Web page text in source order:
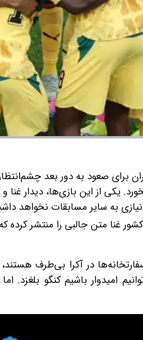
برای صعود به دور بعد
یکی از این بازی‌ها، دیدار
به سایر مسابقات نخواهد
غنا متن جالبی را منتشر
در آکرا بی‌طرف
امیدوار باشیم کنگو